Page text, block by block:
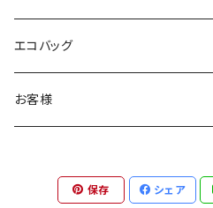
メッセージカード
エコバッグ
お客様
保存 シェア